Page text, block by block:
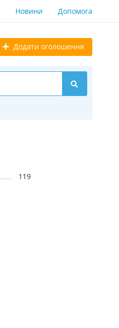
Новини Допомога
Додати оголошення
119